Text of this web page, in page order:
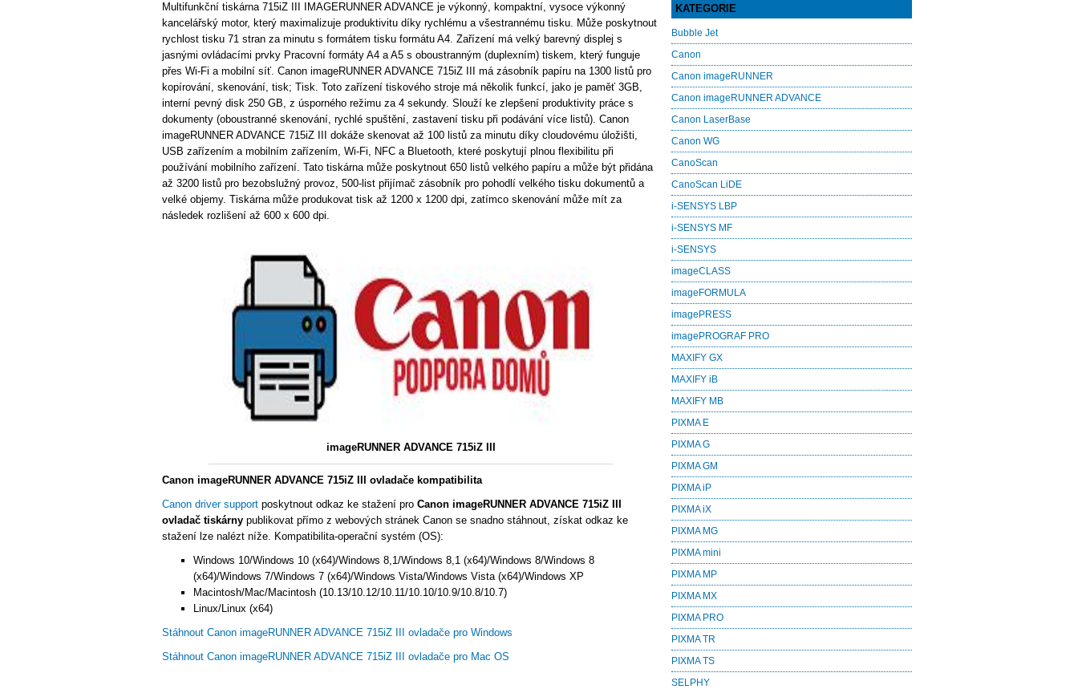
Multifunkční tiskárna 715iZ III IMAGERUNNER ADVANCE je výkonný, kompaktní, vysoce výkonný
kancelářský motor, který maximalizuje produktivitu díky rychlému a všestrannému tisku. Může poskytnout
rychlost tisku 71 stran za minutu s formátem tisku formátu A4. Zařízení má velký barevný displej s
jasnými ovládacími prvky Pracovní formáty A4 a A5 s oboustranným (duplexním) tiskem, který funguje
přes Wi-Fi a mobilní síť. Canon imageRUNNER ADVANCE 715iZ III má zásobník papíru na 1300 listů pro
kopírování, skenování, tisk; Tisk. Toto zařízení tiskového stroje má několik funkcí, jako je paměť 3GB,
interní pevný disk 250 GB, z úsporného režimu za 4 sekundy. Slouží ke zlepšení produktivity práce s
dokumenty (oboustranné skenování, rychlé spuštění, zastavení tisku při podávání více listů). Canon
imageRUNNER ADVANCE 715iZ III dokáže skenovat až 100 listů za minutu díky cloudovému úložišti,
USB zařízením a mobilním zařízením, Wi-Fi, NFC a Bluetooth, které poskytují plnou flexibilitu při
používání mobilního zařízení. Tato tiskárna může poskytnout 650 listů velkého papíru a může být přidána
až 3200 listů pro bezobslužný provoz, 500-list přijímač zásobník pro pohodlí velkého tisku dokumentů a
velké objemy. Tiskárna může produkovat tisk až 1200 x 1200 dpi, zatímco skenování může mít za
následek rozlišení až 600 x 600 dpi.
imageRUNNER ADVANCE 715iZ III
Canon imageRUNNER ADVANCE 715iZ III ovladače kompatibilita
Canon driver support poskytnout odkaz ke stažení pro Canon imageRUNNER ADVANCE 715iZ III
ovladač tiskárny publikovat přímo z webových stránek Canon se snadno stáhnout, získat odkaz ke
stažení lze nalézt níže. Kompatibilita-operační systém (OS):
Windows 10/Windows 10 (x64)/Windows 8,1/Windows 8,1 (x64)/Windows 8/Windows 8
(x64)/Windows 7/Windows 7 (x64)/Windows Vista/Windows Vista (x64)/Windows XP
Macintosh/Mac/Macintosh (10.13/10.12/10.11/10.10/10.9/10.8/10.7)
Linux/Linux (x64)
Stáhnout Canon imageRUNNER ADVANCE 715iZ III ovladače pro Windows
Stáhnout Canon imageRUNNER ADVANCE 715iZ III ovladače pro Mac OS
KATEGORIE
Bubble Jet
Canon
Canon imageRUNNER
Canon imageRUNNER ADVANCE
Canon LaserBase
Canon WG
CanoScan
CanoScan LiDE
i-SENSYS LBP
i-SENSYS MF
i‑SENSYS
imageCLASS
imageFORMULA
imagePRESS
imagePROGRAF PRO
MAXIFY GX
MAXIFY iB
MAXIFY MB
PIXMA E
PIXMA G
PIXMA GM
PIXMA iP
PIXMA iX
PIXMA MG
PIXMA mini
PIXMA MP
PIXMA MX
PIXMA PRO
PIXMA TR
PIXMA TS
SELPHY